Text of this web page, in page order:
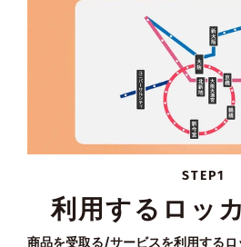
STEP1
利用するロッ
商品を受取る/サービスを利用するロ